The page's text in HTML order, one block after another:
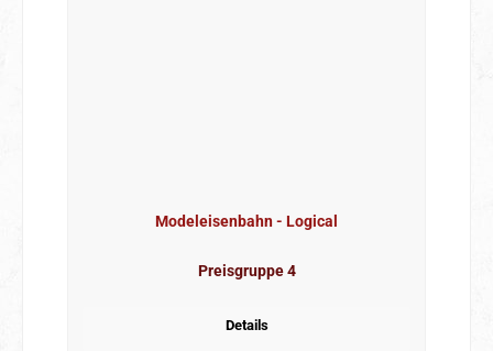
Modeleisenbahn - Logical
Preisgruppe 4
Details